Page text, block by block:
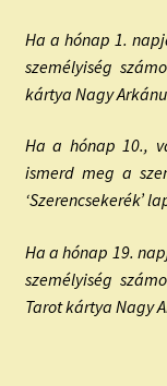
Ha a hónap 1.
személyiség
kártya Nagy
Ha a hónap 10.,
ismerd meg a
‘Szerencsekerék’
Ha a hónap 19.
személyiség
Tarot kártya Nagy